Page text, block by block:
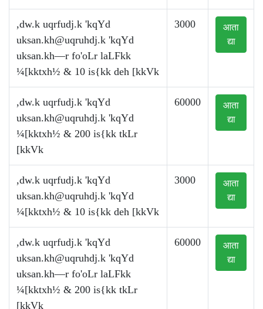
,dw.k uqrfudj.k 'kqYd
uksan.kh@uqruhdj.k 'kqYd
uksan.kh—r fo'oLr laLFkk
¼[kktxh½ & 10 is{kk deh [kkVk
3000
आता
द्या
,dw.k uqrfudj.k 'kqYd
uksan.kh@uqruhdj.k 'kqYd
¼[kktxh½ & 200 is{kk tkLr
[kkVk
60000
आता
द्या
,dw.k uqrfudj.k 'kqYd
uksan.kh@uqruhdj.k 'kqYd
¼[kktxh½ & 10 is{kk deh [kkVk
3000
आता
द्या
,dw.k uqrfudj.k 'kqYd
uksan.kh@uqruhdj.k 'kqYd
uksan.kh—r fo'oLr laLFkk
¼[kktxh½ & 200 is{kk tkLr
[kkVk
60000
आता
द्या